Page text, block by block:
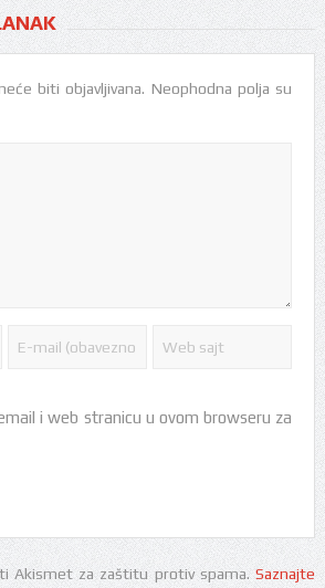
biti objavljivana. Neophodna polja su
i web stranicu u ovom browseru za
Akismet za zaštitu protiv spama.Saznajte